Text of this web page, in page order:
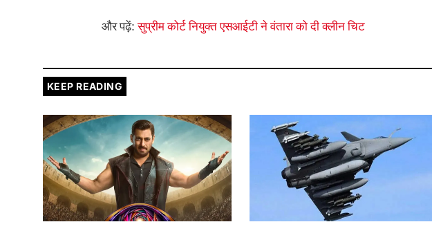
और पढ़ें:सुप्रीम कोर्ट नियुक्त एसआईटी ने वंतारा को दी क्लीन चिट
KEEP READING